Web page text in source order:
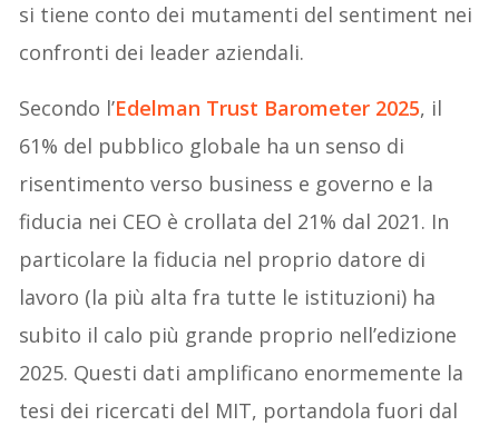
si tiene conto dei mutamenti del sentiment nei
confronti dei leader aziendali.
Secondo l’Edelman Trust Barometer 2025, il
61% del pubblico globale ha un senso di
risentimento verso business e governo e la
fiducia nei CEO è crollata del 21% dal 2021. In
particolare la fiducia nel proprio datore di
lavoro (la più alta fra tutte le istituzioni) ha
subito il calo più grande proprio nell’edizione
2025. Questi dati amplificano enormemente la
tesi dei ricercati del MIT, portandola fuori dal